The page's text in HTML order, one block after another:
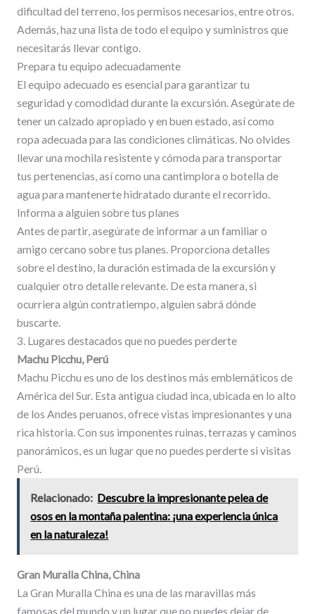
dificultad del terreno, los permisos necesarios, entre otros.
Además, haz una lista de todo el equipo y suministros que
necesitarás llevar contigo.
Prepara tu equipo adecuadamente
El equipo adecuado es esencial para garantizar tu
seguridad y comodidad durante la excursión. Asegúrate de
tener un calzado apropiado y en buen estado, así como
ropa adecuada para las condiciones climáticas. No olvides
llevar una mochila resistente y cómoda para transportar
tus pertenencias, así como una cantimplora o botella de
agua para mantenerte hidratado durante el recorrido.
Informa a alguien sobre tus planes
Antes de partir, asegúrate de informar a un familiar o
amigo cercano sobre tus planes. Proporciona detalles
sobre el destino, la duración estimada de la excursión y
cualquier otro detalle relevante. De esta manera, si
ocurriera algún contratiempo, alguien sabrá dónde
buscarte.
3. Lugares destacados que no puedes perderte
Machu Picchu, Perú
Machu Picchu es uno de los destinos más emblemáticos de
América del Sur. Esta antigua ciudad inca, ubicada en lo alto
de los Andes peruanos, ofrece vistas impresionantes y una
rica historia. Con sus imponentes ruinas, terrazas y caminos
panorámicos, es un lugar que no puedes perderte si visitas
Perú.
Relacionado: Descubre la impresionante pelea de
osos en la montaña palentina: ¡una experiencia única
en la naturaleza!
Gran Muralla China, China
La Gran Muralla China es una de las maravillas más
famosas del mundo y un lugar que no puedes dejar de